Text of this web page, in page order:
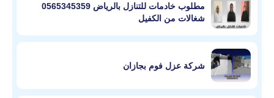
مطلوب خادمات للتنازل بالرياض 0565345359
شغالات من الكفيل
شركة عزل فوم بجازان